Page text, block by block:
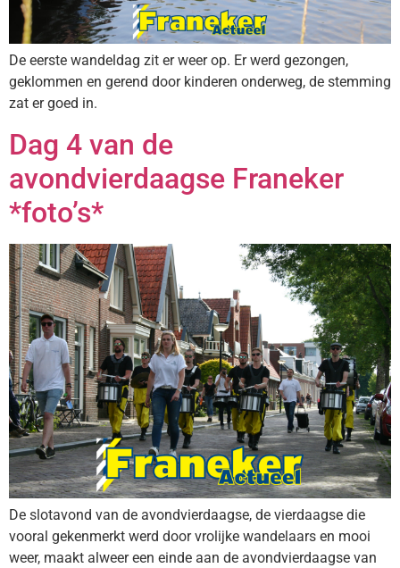
De eerste wandeldag zit er weer op. Er werd gezongen,
geklommen en gerend door kinderen onderweg, de stemming
zat er goed in.
Dag 4 van de
avondvierdaagse Franeker
*foto’s*
De slotavond van de avondvierdaagse, de vierdaagse die
vooral gekenmerkt werd door vrolijke wandelaars en mooi
weer, maakt alweer een einde aan de avondvierdaagse van